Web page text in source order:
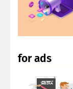
for ads